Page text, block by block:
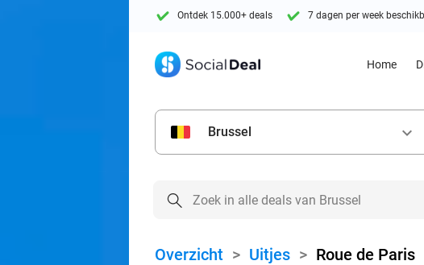
Ontdek 15.000+ deals 7 dagen per week
Home
Brussel keyboard_arrow_down
Overzicht > Uitjes > Roue de Paris